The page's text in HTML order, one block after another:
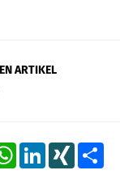
ARTIKEL
WhatsAppLinkedInXING